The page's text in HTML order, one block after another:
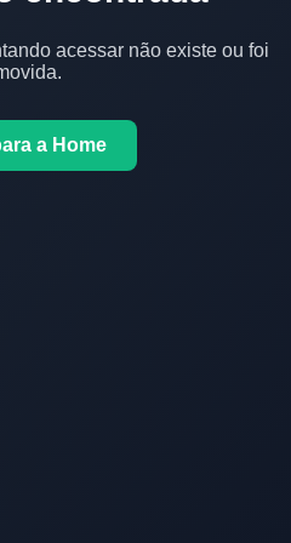
acessar não existe ou foi
a Home